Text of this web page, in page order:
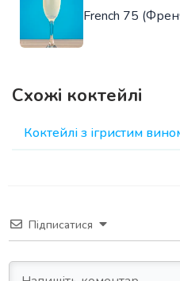
French 75
Схожі коктейлі
Коктейлі з ігристим
Підписатися